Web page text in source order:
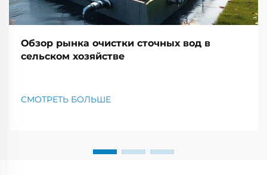
Обзор рынка очистки сточных вод в
сельском хозяйстве
СМОТРЕТЬ БОЛЬШЕ